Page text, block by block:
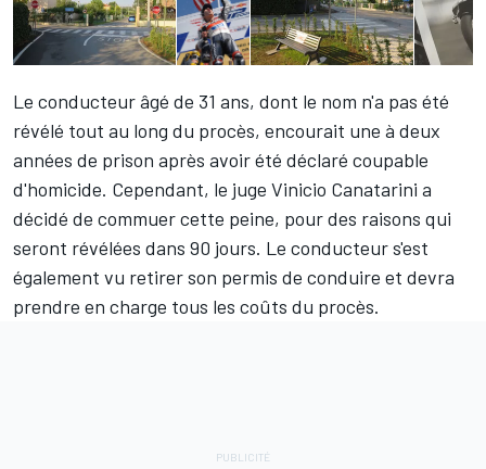
Le conducteur âgé de 31 ans, dont le nom n'a pas été
révélé tout au long du procès, encourait une à deux
années de prison après avoir été déclaré coupable
d'homicide. Cependant, le juge Vinicio Canatarini a
décidé de commuer cette peine, pour des raisons qui
seront révélées dans 90 jours. Le conducteur s'est
également vu retirer son permis de conduire et devra
prendre en charge tous les coûts du procès.